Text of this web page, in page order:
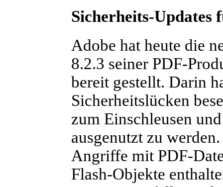
Sicherheits-Updates
Adobe hat heute die
8.2.3 seiner PDF-
bereit gestellt. Darin
Sicherheitslücken
zum Einschleusen
ausgenutzt zu
Angriffe mit PDF-
Flash-Objekte